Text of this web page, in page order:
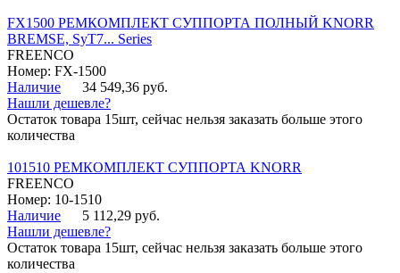
FX1500 РЕМКОМПЛЕКТ СУППОРТА ПОЛНЫЙ KNORR
BREMSE, SyT7... Series
FREENCO
Номер: FX-1500
Наличие
34 549,36 руб.
Нашли дешевле?
Остаток товара 15шт, сейчас нельзя заказать больше этого
количества
101510 РЕМКОМПЛЕКТ СУППОРТА KNORR
FREENCO
Номер: 10-1510
Наличие
5 112,29 руб.
Нашли дешевле?
Остаток товара 15шт, сейчас нельзя заказать больше этого
количества